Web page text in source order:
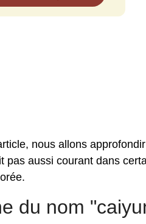
nous allons
pas aussi courant dans
du nom